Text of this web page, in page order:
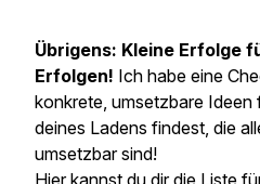
Übrigens: Kleine Erfolge
Erfolgen! Ich habe eine
konkrete, umsetzbare Ideen
deines Ladens findest, die
umsetzbar sind!
Hier kannst du dir die Liste